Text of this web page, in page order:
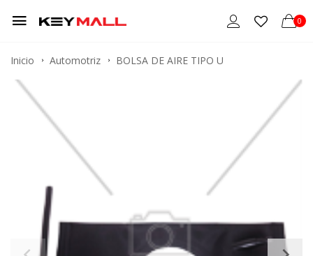
0
Inicio Automotriz BOLSA DE AIRE TIPO U